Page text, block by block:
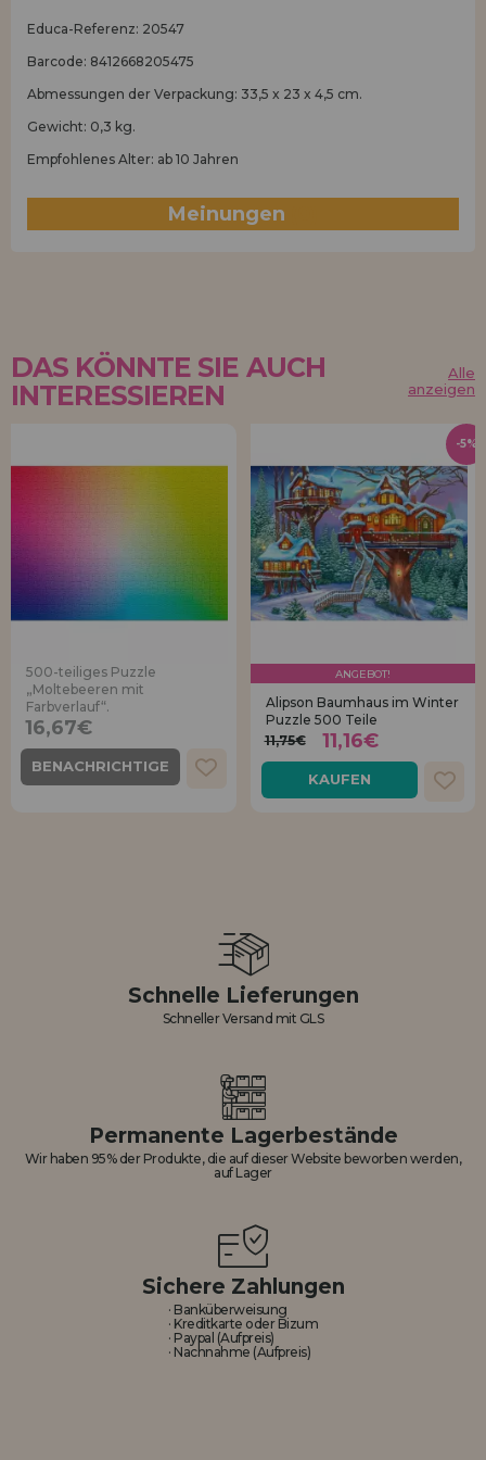
Educa-Referenz: 20547
Barcode: 8412668205475
Abmessungen der Verpackung: 33,5 x 23 x 4,5 cm.
Gewicht: 0,3 kg.
Empfohlenes Alter: ab 10 Jahren
Meinungen
DAS KÖNNTE SIE AUCH
INTERESSIEREN
Alle
anzeigen
500-teiliges Puzzle
„Moltebeeren mit
Farbverlauf“.
16,67€
BENACHRICHTIGE
ANGEBOT!
Alipson Baumhaus im Winter
Puzzle 500 Teile
11,75€
11,16€
KAUFEN
-5%
Schnelle Lieferungen
Schneller Versand mit GLS
Permanente Lagerbestände
Wir haben 95% der Produkte, die auf dieser Website beworben werden,
auf Lager
Sichere Zahlungen
· Banküberweisung
· Kreditkarte oder Bizum
· Paypal (Aufpreis)
· Nachnahme (Aufpreis)